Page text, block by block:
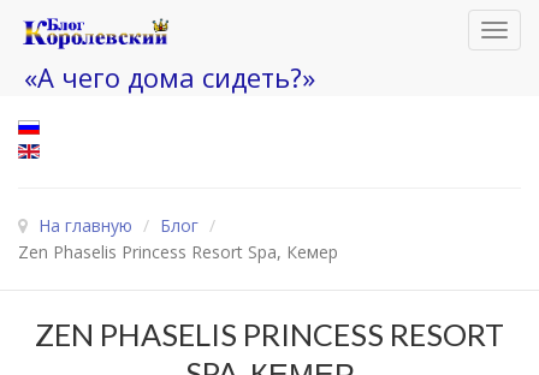
«А чего дома сидеть?»
На главную / Блог /
Zen Phaselis Princess Resort Spa, Кемер
ZEN PHASELIS PRINCESS RESORT